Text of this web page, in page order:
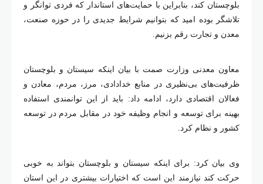
بلوچستان کند، بنابراین با حمایت‌های استاندار که فردی توانگر و
تلاشگر بوده امید که بتوانیم شرایط جدیدی را در حوزه صنعت،
معدن و تجارت رقم بزنیم.
معاون معدنی وزارت صمت با بیان اینکه سیستان و بلوچستان
ظرفیت‌های بی‌نظیری در منابع خدادادی، مرز، مردم، معادن و
فعالان اقتصادی دارد، ادامه داد: باید از این توانمندی استفاده
بهینه برای توسعه و انجام وظیفه خود در مقابل مردم در توسعه
کشور و نظام کرد.
وی بیان کرد: برای اینکه سیستان و بلوچستان بتواند به خوبی
حرکت کند نیازمند این است که اختیارات بیشتری در این استان